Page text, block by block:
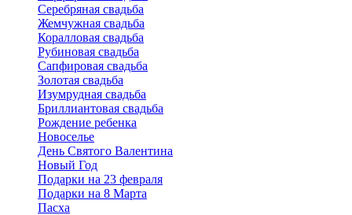
Серебряная свадьба
Жемчужная свадьба
Коралловая свадьба
Рубиновая свадьба
Сапфировая свадьба
Золотая свадьба
Изумрудная свадьба
Бриллиантовая свадьба
Рождение ребенка
Новоселье
День Святого Валентина
Новый Год
Подарки на 23 февраля
Подарки на 8 Марта
Пасха